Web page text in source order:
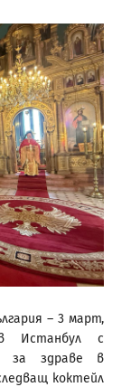
– 3 март,
Истанбул с
за здраве в
коктейл